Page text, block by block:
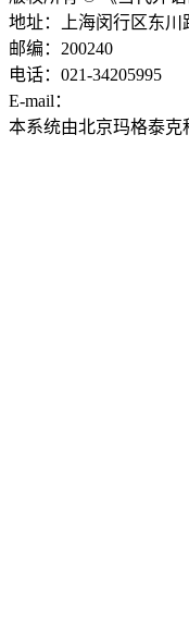
地址：上海闵行区东
邮编：200240
电话：021-34205995
E-mail：
本系统由北京玛格泰克